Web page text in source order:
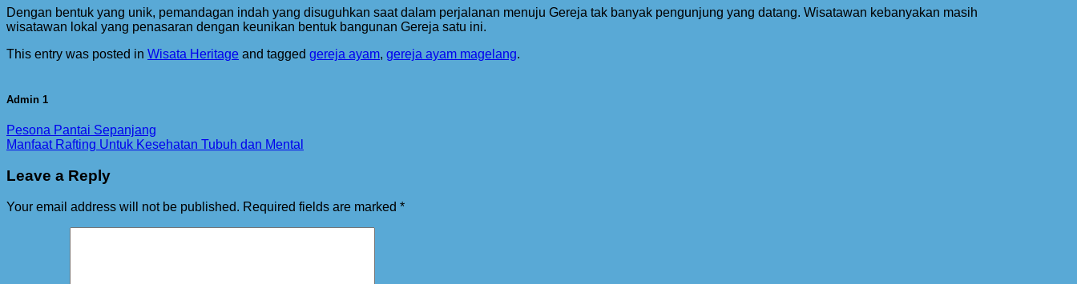
Dengan bentuk yang unik, pemandagan indah yang disuguhkan saat dalam perjalanan menuju Gereja tak banyak pengunjung yang datang. Wisatawan kebanyakan masih
wisatawan lokal yang penasaran dengan keunikan bentuk bangunan Gereja satu ini.
This entry was posted in Wisata Heritage and tagged gereja ayam, gereja ayam magelang.
Admin 1
Pesona Pantai Sepanjang
Manfaat Rafting Untuk Kesehatan Tubuh dan Mental
Leave a Reply
Your email address will not be published. Required fields are marked *